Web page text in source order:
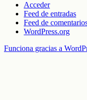
Acceder
Feed de entradas
Feed de
WordPress.org
Funciona gracias a